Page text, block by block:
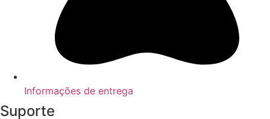
Informações de entrega
Suporte